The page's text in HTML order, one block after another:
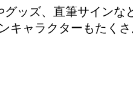
ッズ、直筆サイン
キャラクターもたく